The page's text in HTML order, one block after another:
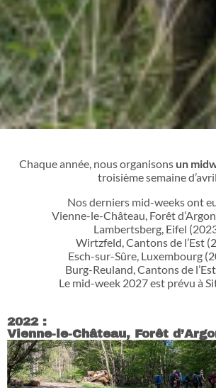
Chaque année, nous organisons un
troisième semaine
Nos derniers mid-weeks ont
Vienne-le-Château, Forêt
Lambertsberg, Eifel
Wirtzfeld, Cantons de l’Est
Esch-sur-Sûre, Luxembourg
Burg-Reuland, Cantons de
Le mid-week 2027 est prévu à
2022 :
Vienne-le-Château, Forêt